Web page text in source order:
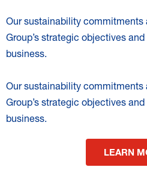
Our sustainability commitments
Group’s strategic objectives
business.
Our sustainability commitments
Group’s strategic objectives
business.
LEARN